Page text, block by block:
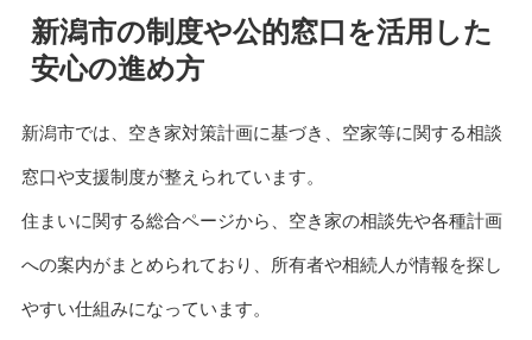
新潟市の制度や公的窓口を活用した
安心の進め方
新潟市では、空き家対策計画に基づき、空家等に関する相談
窓口や支援制度が整えられています。
住まいに関する総合ページから、空き家の相談先や各種計画
への案内がまとめられており、所有者や相続人が情報を探し
やすい仕組みになっています。